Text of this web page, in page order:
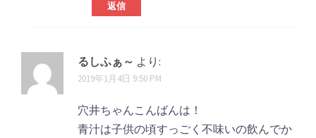
返信
るしふぁ～ より:
2019年1月4日 9:50 PM
穴井ちゃんこんばんは！
青汁は子供の頃すっごく不味いの飲んでか